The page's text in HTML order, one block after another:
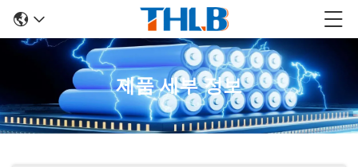
제품 세부 정보